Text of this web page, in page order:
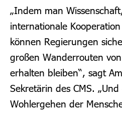
„Indem man
internationale
können Regierungen
großen Wanderrouten
erhalten bleiben“, sagt
Sekretärin des CMS.
Wohlergehen der